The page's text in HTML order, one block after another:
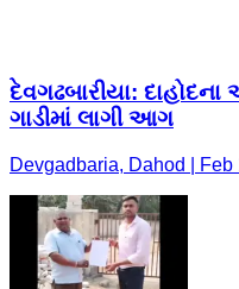
દેવગઢબારીયા:
ગાડીમાં લાગી આગ
Devgadbaria, Dahod | Feb